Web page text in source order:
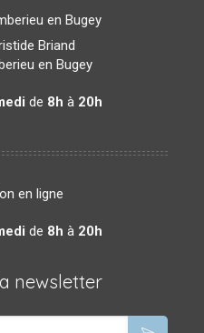
en Bugey
Briand
en Bugey
de 8h à 20h
en ligne
de 8h à 20h
newsletter